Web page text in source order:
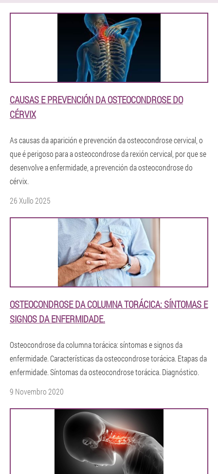
CAUSAS E PREVENCIÓN DA OSTEOCONDROSE DO
CÉRVIX
As causas da aparición e prevención da osteocondrose cervical, o
que é perigoso para a osteocondrose da rexión cervical, por que se
desenvolve a enfermidade, a prevención da osteocondrose do
cérvix.
26 Xullo 2025
OSTEOCONDROSE DA COLUMNA TORÁCICA: SÍNTOMAS E
SIGNOS DA ENFERMIDADE.
Osteocondrose da columna torácica: síntomas e signos da
enfermidade. Características da osteocondrose torácica. Etapas da
enfermidade. Síntomas da osteocondrose torácica. Diagnóstico.
9 Novembro 2020